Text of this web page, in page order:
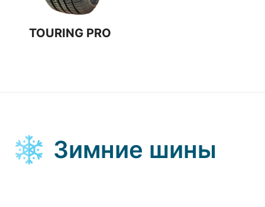
TOURING PRO
Зимние шины